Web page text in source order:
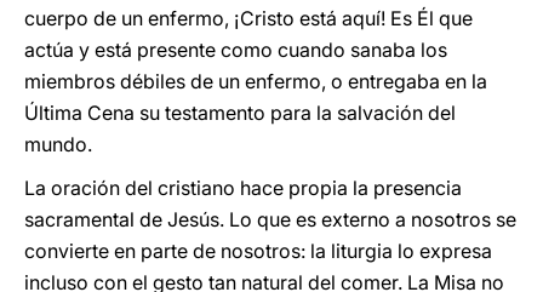
cuerpo de un enfermo, ¡Cristo está aquí! Es Él que
actúa y está presente como cuando sanaba los
miembros débiles de un enfermo, o entregaba en la
Última Cena su testamento para la salvación del
mundo.
La oración del cristiano hace propia la presencia
sacramental de Jesús. Lo que es externo a nosotros se
convierte en parte de nosotros: la liturgia lo expresa
incluso con el gesto tan natural del comer. La Misa no